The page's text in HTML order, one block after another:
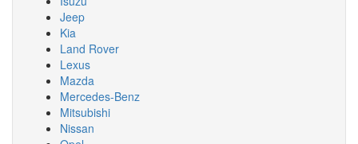
Jeep
Kia
Land Rover
Lexus
Mazda
Mercedes-Benz
Mitsubishi
Nissan